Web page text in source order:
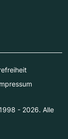
- 2026. Alle